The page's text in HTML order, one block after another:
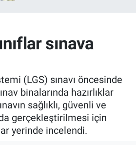
sınava
(LGS) sınavı öncesinde
binalarında hazırlıklar
sağlıklı, güvenli ve
gerçekleştirilmesi için
yerinde incelendi.